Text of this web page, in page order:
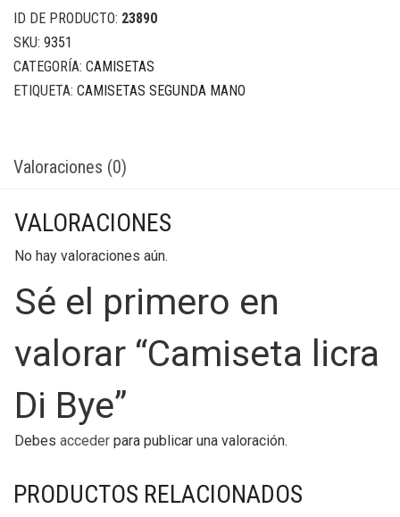
ID DE PRODUCTO: 23890
SKU: 9351
CATEGORÍA: CAMISETAS
ETIQUETA: CAMISETAS SEGUNDA MANO
Valoraciones (0)
VALORACIONES
No hay valoraciones aún.
Sé el primero en
valorar “Camiseta licra
Di Bye”
Debes acceder para publicar una valoración.
PRODUCTOS RELACIONADOS